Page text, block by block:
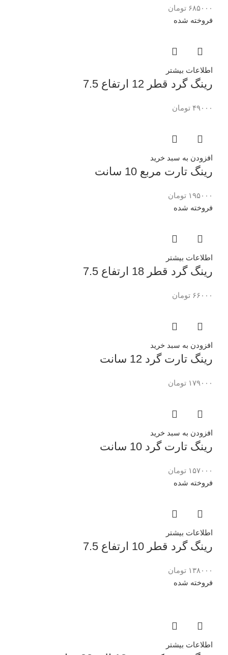
۶۸۵۰۰۰ تومان
فروخته شده
اطلاعات بیشتر
رینگ گرد قطر 12 ارتفاع 7.5
۴۹۰۰۰ تومان
افزودن به سبد خرید
رینگ تارت مربع 10 سانت
۱۹۵۰۰۰ تومان
فروخته شده
اطلاعات بیشتر
رینگ گرد قطر 18 ارتفاع 7.5
۶۶۰۰۰ تومان
افزودن به سبد خرید
رینگ تارت گرد 12 سانت
۱۷۹۰۰۰ تومان
افزودن به سبد خرید
رینگ تارت گرد 10 سانت
۱۵۷۰۰۰ تومان
فروخته شده
اطلاعات بیشتر
رینگ گرد قطر 10 ارتفاع 7.5
۱۳۸۰۰۰ تومان
فروخته شده
اطلاعات بیشتر